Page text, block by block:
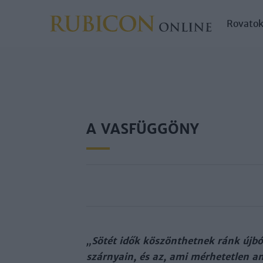
Rovatok
A VASFÜGGÖNY
„Sö­tét idők kö­szönt­het­nek ránk
szár­nyain, és az, ami mér­he­tet­len